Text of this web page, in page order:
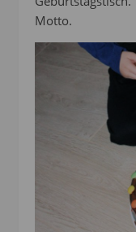
Motto.